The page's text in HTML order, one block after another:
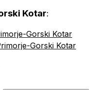
Kotar:
Gorski Kotar
Gorski Kotar